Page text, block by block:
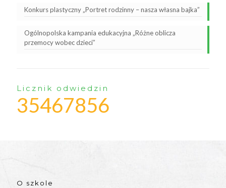
Konkurs plastyczny „Portret rodzinny – nasza własna bajka”
Ogólnopolska kampania edukacyjna „Różne oblicza
przemocy wobec dzieci”
Licznik odwiedzin
35467856
O szkole